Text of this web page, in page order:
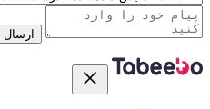
ارسال